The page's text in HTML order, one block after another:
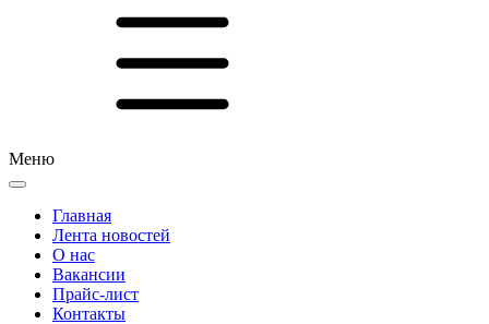
Меню
Главная
Лента новостей
О нас
Вакансии
Прайс-лист
Контакты